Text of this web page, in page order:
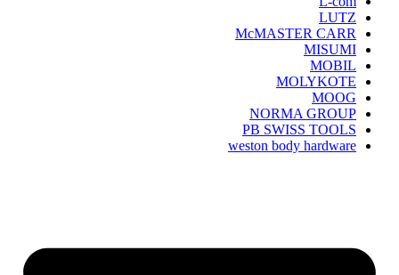
LUTZ
McMASTER CARR
MISUMI
MOBIL
MOLYKOTE
MOOG
NORMA GROUP
PB SWISS TOOLS
weston body hardware